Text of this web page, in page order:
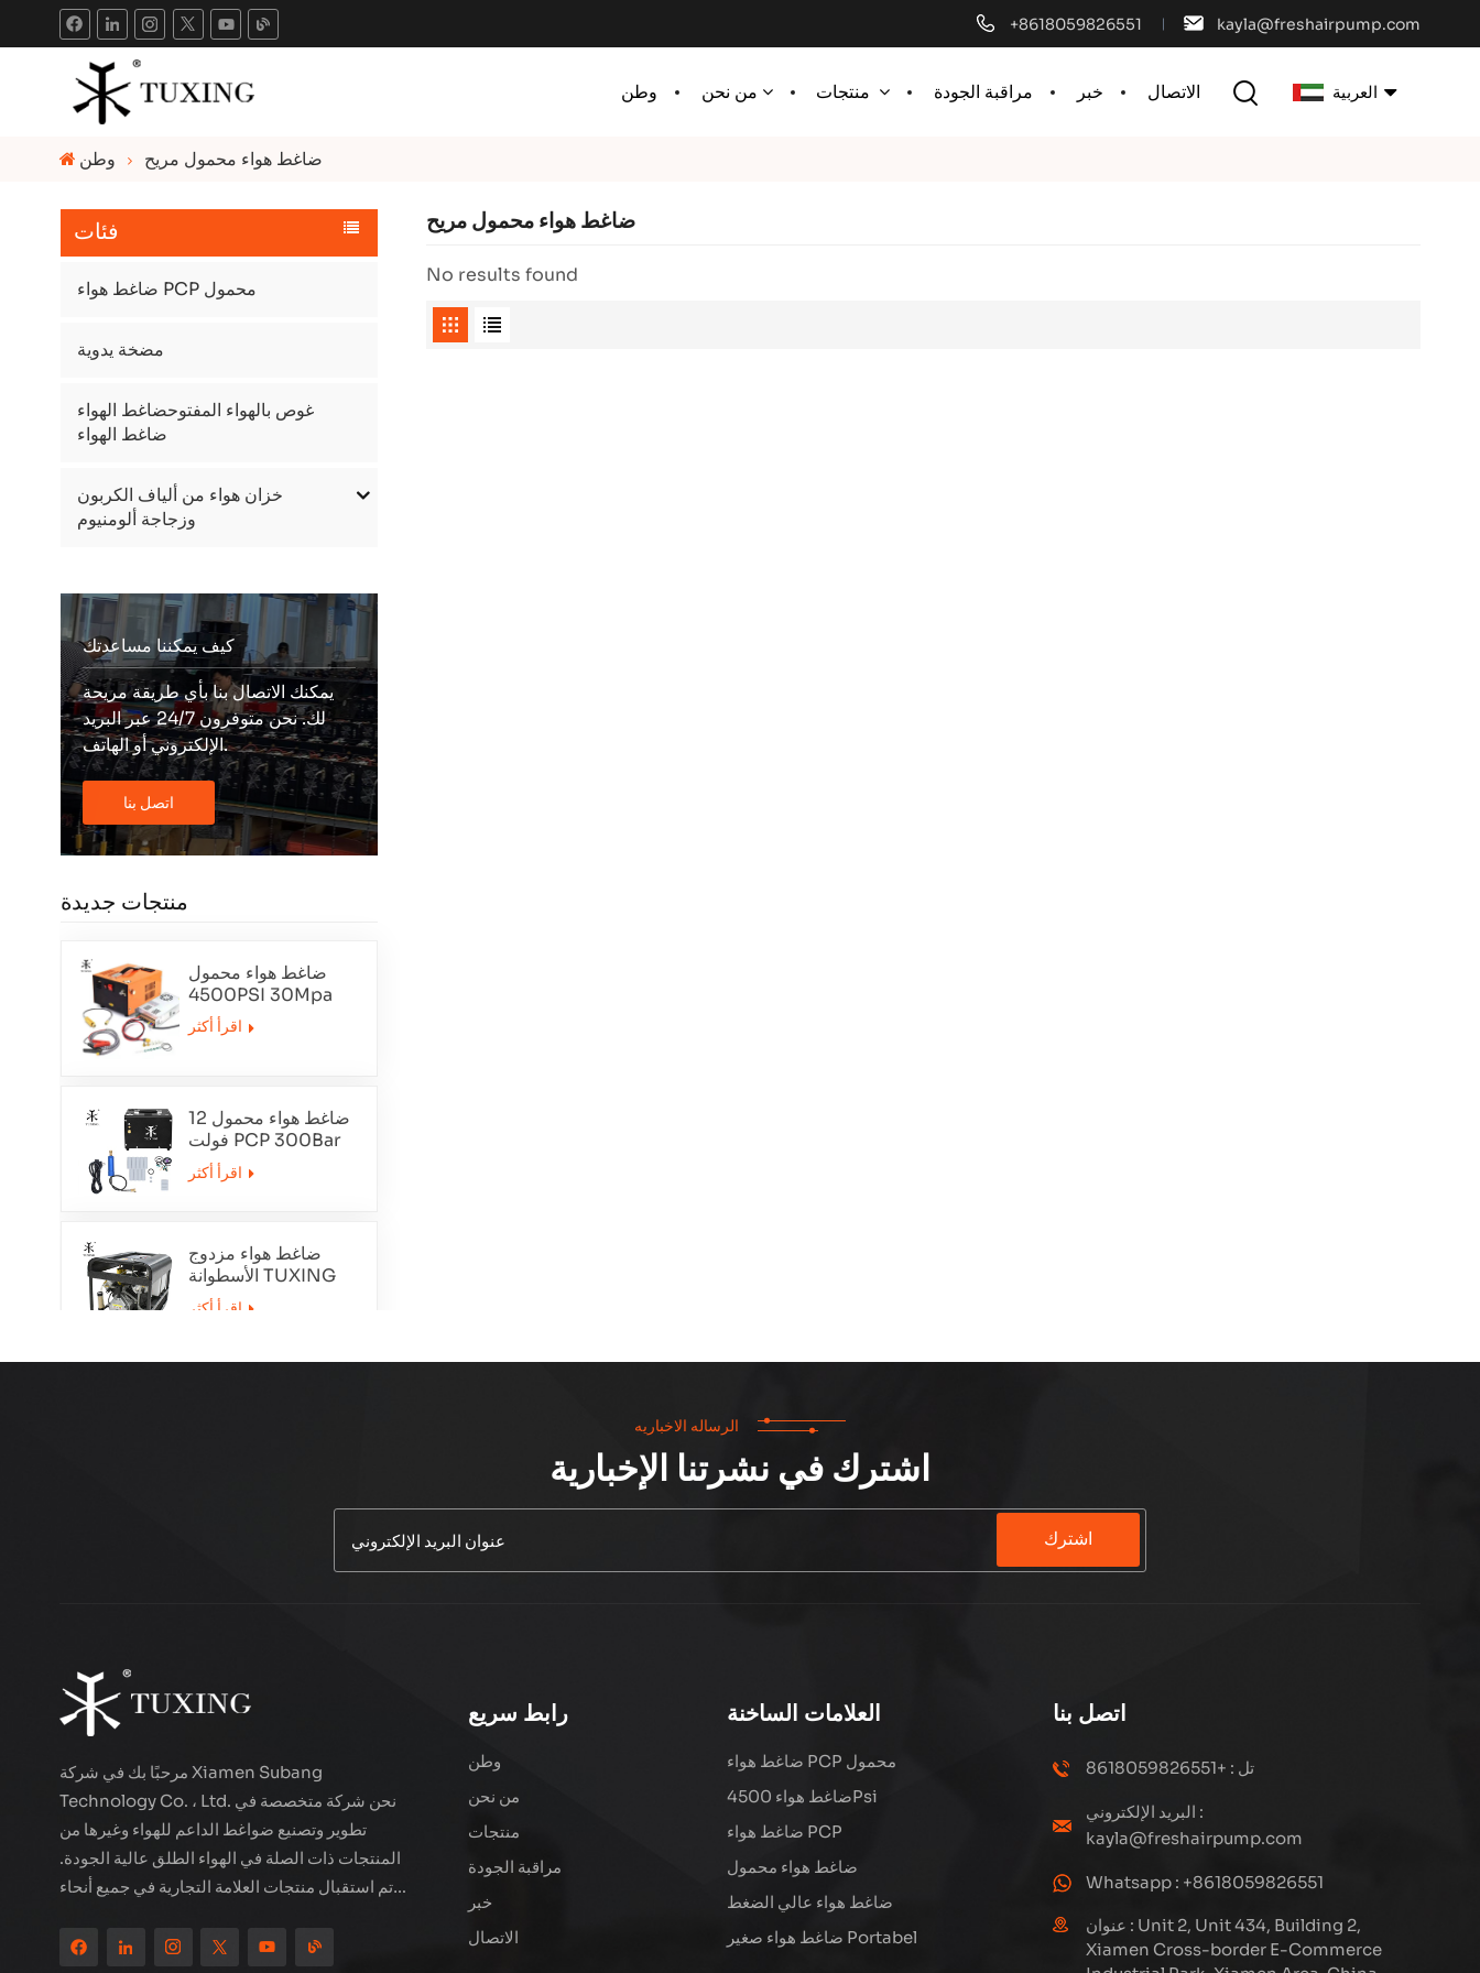
+8618059826551 kayla@freshairpump.com
وطن من نحن مراقبة الجودة خبر الاتصال العربية
وطن ضاغط هواء محمول مريح
فئات
ضاغط هواء PCP محمول
مضخة يدوية
غوص بالهواء المفتوحضاغط الهواء
ضاغط الهواء
خزان هواء من ألياف الكربون
وزجاجة ألومنيوم
كيف يمكننا مساعدتك
يمكنك الاتصال بنا بأي طريقة مريحة
لك. نحن متوفرون 24/7 عبر البريد
الإلكتروني أو الهاتف.
اتصل بنا
منتجات جديدة
ضاغط هواء محمول
4500PSI 30Mpa
12V
ضاغط هواء محمول 12
فولت PCP 300Bar
TXET062-1
ضاغط هواء مزدوج
الأسطوانة TUXING
TXEDT032
مزدوج الأسطوانة عالي
ضاغط هواء مزدوج
الأسطوانات PCP 800
واط من TUXING
TXEDB062
اقرأ أكثر
ضاغط هواء TUXING
ضاغط هواء محمول مريح
No results found
الرساله الاخباريه
اشترك في نشرتنا الإخبارية
اشترك
مرحبًا بك في شركة Xiamen Subang
Technology Co. ، Ltd. نحن شركة متخصصة في
تطوير وتصنيع ضواغط الداعم للهواء وغيرها من
المنتجات ذات الصلة في الهواء الطلق عالية الجودة.
تم استقبال منتجات العلامة التجارية في جميع أنحاء
للمدينة الساحلية - Xiamen ، يتم تصدير منتجاتنا
رابط سريع
وطن
من نحن
منتجات
مراقبة الجودة
خبر
الاتصال
العلامات الساخنة
ضاغط هواء PCP محمول
ضاغط هواء 4500Psi
ضاغط هواء PCP
ضاغط هواء محمول
ضاغط هواء عالي الضغط
ضاغط هواء صغير Portabel
اتصل بنا
تل : +8618059826551
البريد الإلكتروني :
kayla@freshairpump.com
Whatsapp : +8618059826551
عنوان : Unit 2, Unit 434, Building 2,
Xiamen Cross-border E-Commerce